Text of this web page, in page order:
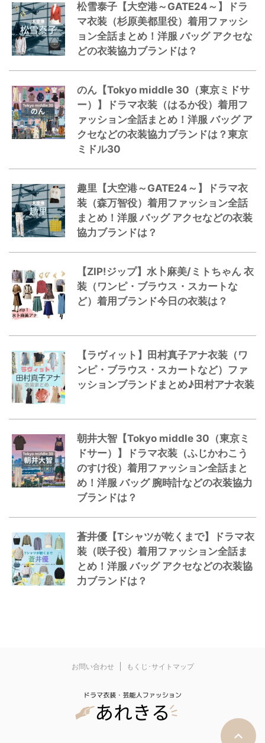
松雪泰子【大空港～GATE24～】ドラ
マ衣装（杉原美都里役）着用ファッシ
ョン全話まとめ！洋服 バッグ アクセな
どの衣装協力ブランドは？
のん【Tokyo middle 30（東京ミドサ
ー）】ドラマ衣装（はるか役）着用フ
ァッション全話まとめ！洋服 バッグ ア
クセなどの衣装協力ブランドは？東京
ミドル30
趣里【大空港～GATE24～】ドラマ衣
装（森万智役）着用ファッション全話
まとめ！洋服 バッグ アクセなどの衣装
協力ブランドは？
【ZIP!ジップ】水卜麻美/ミトちゃん 衣
装（ワンピ・ブラウス・スカートな
ど）着用ブランド今日の衣装は？
【ラヴィット】田村真子アナ衣装（ワ
ンピ・ブラウス・スカートなど）ファ
ッションブランドまとめ♪田村アナ衣装
朝井大智【Tokyo middle 30（東京ミ
ドサー）】ドラマ衣装（ふじかわこう
のすけ役）着用ファッション全話まと
め！洋服 バッグ 腕時計などの衣装協力
ブランドは？
蒼井優【Tシャツが乾くまで】ドラマ衣
装（咲子役）着用ファッション全話ま
とめ！洋服 バッグ アクセなどの衣装協
力ブランドは？
お問い合わせ もくじ･サイトマップ